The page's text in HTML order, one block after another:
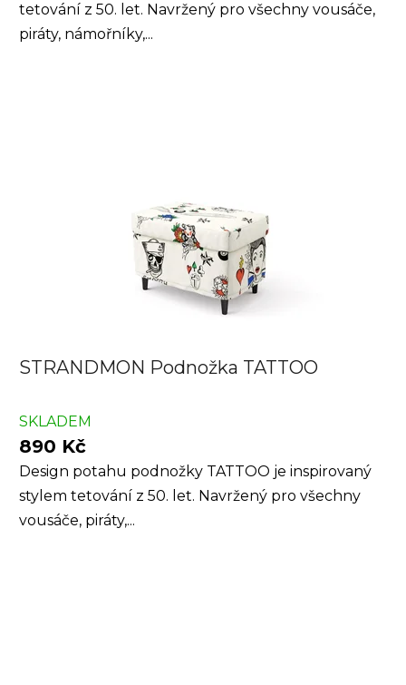
tetování z 50. let. Navržený pro všechny vousáče,
piráty, námořníky,...
STRANDMON Podnožka TATTOO
SKLADEM
890 Kč
Design potahu podnožky TATTOO je inspirovaný
stylem tetování z 50. let. Navržený pro všechny
vousáče, piráty,...